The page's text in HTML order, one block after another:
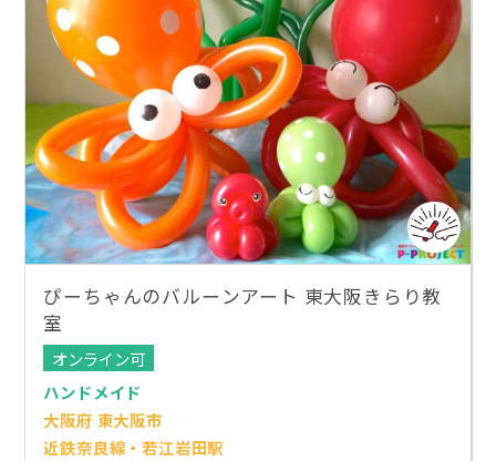
ぴーちゃんのバルーンアート 東大阪きらり教
室
オンライン可
ハンドメイド
大阪府 東大阪市
近鉄奈良線・若江岩田駅